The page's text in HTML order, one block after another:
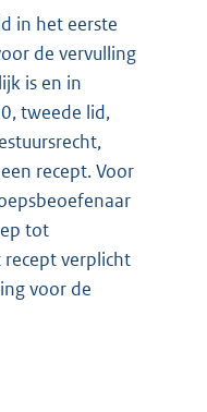
in het eerste
de vervulling
is en in
tweede lid,
recept. Voor
tot
verplicht
voor de